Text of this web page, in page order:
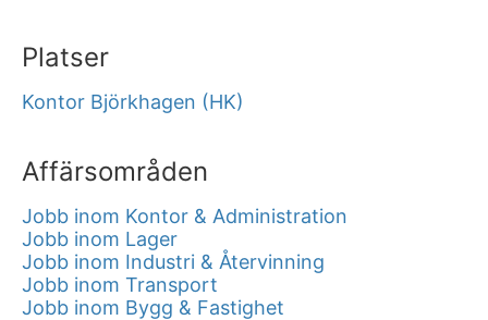
Platser
Kontor Björkhagen (HK)
Affärsområden
Jobb inom Kontor & Administration
Jobb inom Lager
Jobb inom Industri & Återvinning
Jobb inom Transport
Jobb inom Bygg & Fastighet